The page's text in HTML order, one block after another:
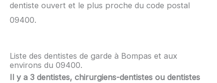
dentiste ouvert et le plus proche du code postal
09400.
Liste des dentistes de garde à Bompas et aux
environs du 09400.
Il y a 3 dentistes, chirurgiens-dentistes ou dentistes